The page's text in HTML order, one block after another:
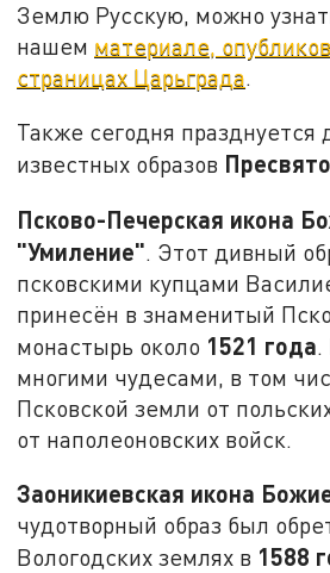
Землю Русскую, можно
нашем материале,
страницах Царьграда.
Также сегодня празднуется
известных образов
Псково-Печерская икона
"Умиление" . Этот дивный
псковскими купцами
принесён в знаменитый
монастырь около 1521 года
многими чудесами, в том
Псковской земли от
от наполеоновских войск.
Заоникиевская икона
чудотворный образ был
Вологодских землях в 1588